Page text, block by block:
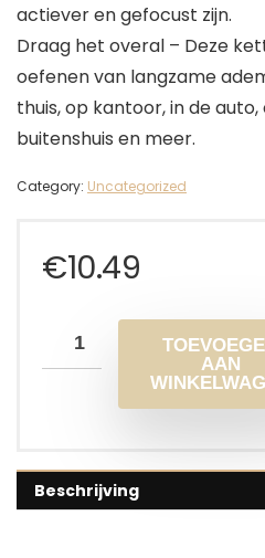
actiever en gefocust zijn.
Draag het overal – Deze
oefenen van langzame
thuis, op kantoor, in de
buitenshuis en meer.
Category: Uncategorized
€10.49
AAN
Beschrijving